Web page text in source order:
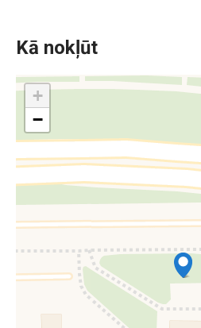
Kā nokļūt
+
−